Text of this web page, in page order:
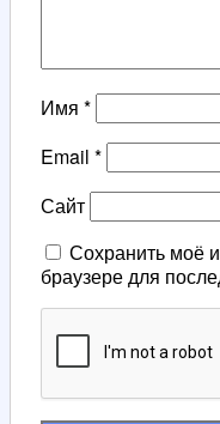
Имя *
Email *
Сайт
Сохранить моё
браузере для